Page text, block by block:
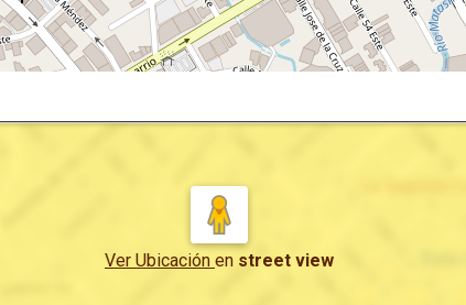
Ver Ubicación en street view